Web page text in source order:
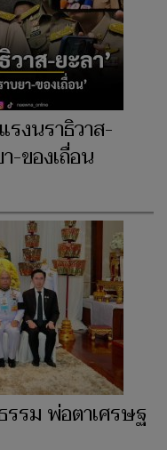
รงนราธิวาส-
-ของเถื่อน
รม พ่อตาเศรษฐ